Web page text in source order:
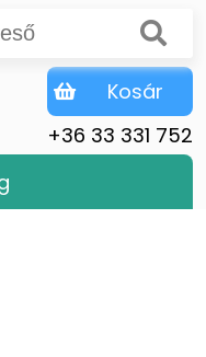
+36 33 331 752
Kosár